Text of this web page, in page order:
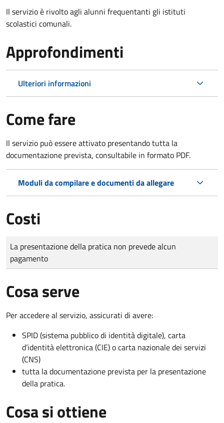
Il servizio è rivolto agli alunni frequentanti gli istituti
scolastici comunali.
Approfondimenti
Ulteriori informazioni
Come fare
Il servizio può essere attivato presentando tutta la
documentazione prevista, consultabile in formato PDF.
Moduli da compilare e documenti da allegare
Costi
Tipo di pagamento
Importo
La presentazione della pratica non prevede alcun
pagamento
Cosa serve
Per accedere al servizio, assicurati di avere:
SPID (sistema pubblico di identità digitale), carta
d’identità elettronica (CIE) o carta nazionale dei servizi
(CNS)
tutta la documentazione prevista per la presentazione
della pratica.
Cosa si ottiene